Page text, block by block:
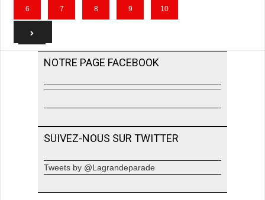
6 7 8 9 10
NOTRE PAGE FACEBOOK
SUIVEZ-NOUS SUR TWITTER
Tweets by @Lagrandeparade